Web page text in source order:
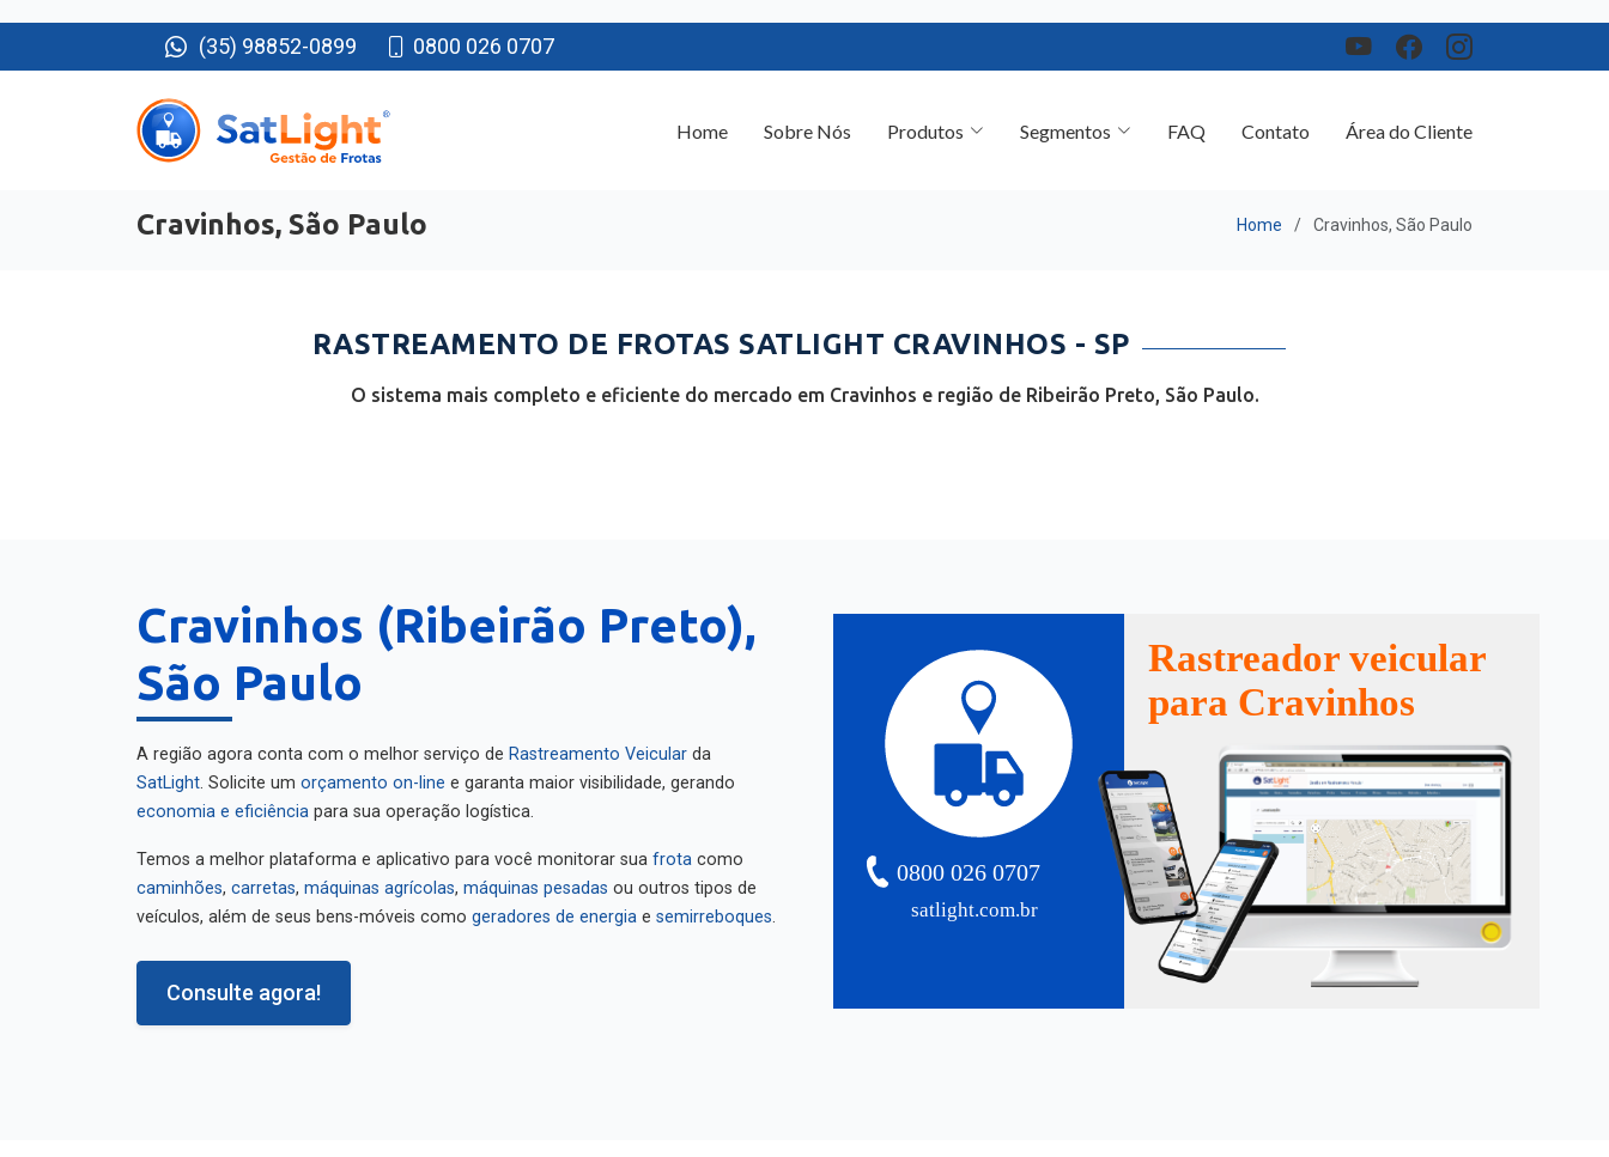
(35) 98852-0899 0800 026 0707
Cravinhos, São Paulo
RASTREAMENTO DE FROTAS SATLIGHT CRAVINHOS - SP
O sistema mais completo e eficiente do mercado em Cravinhos e região de Ribeirão Preto, São Paulo.
Cravinhos (Ribeirão Preto),
São Paulo
A região agora conta com o melhor serviço de Rastreamento Veicular
da
SatLight
. Solicite um orçamento on-line
e garanta maior visibilidade, gerando
economia e eficiência
para sua operação logística.
Temos a melhor plataforma e aplicativo para você monitorar sua frota
caminhões
máquinas agrícolas máquinas pesadas
ou outros tipos de
veículos, além de seus bens-móveis como
geradores de energia semirreboques
Consulte agora!
satlight.com.br
0800 026 0707
Rastreador veicular
para Cravinhos